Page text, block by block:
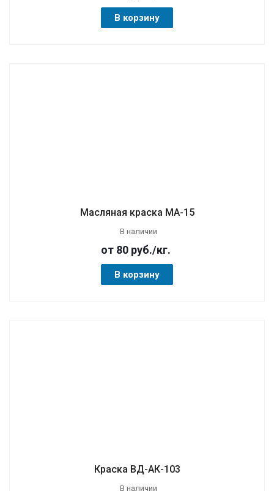
В корзину
Масляная краска МА-15
В наличии
от 80 руб./кг.
В корзину
Краска ВД-АК-103
В наличии